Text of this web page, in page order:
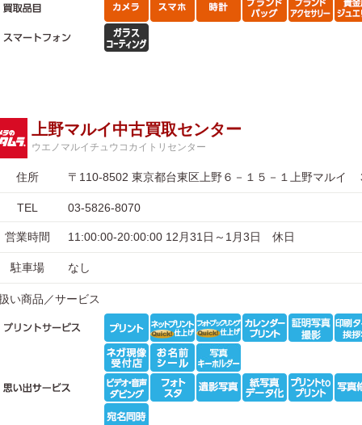
上野マルイ中古買取センター
ウエノマルイチュウコカイトリセンター
住所 〒110-8502 東京都台東区上野６－１５－１上野マルイ
TEL 03-5826-8070
営業時間 11:00:00-20:00:00 12月31日～1月3日 休日
駐車場 なし
い商品／サービス